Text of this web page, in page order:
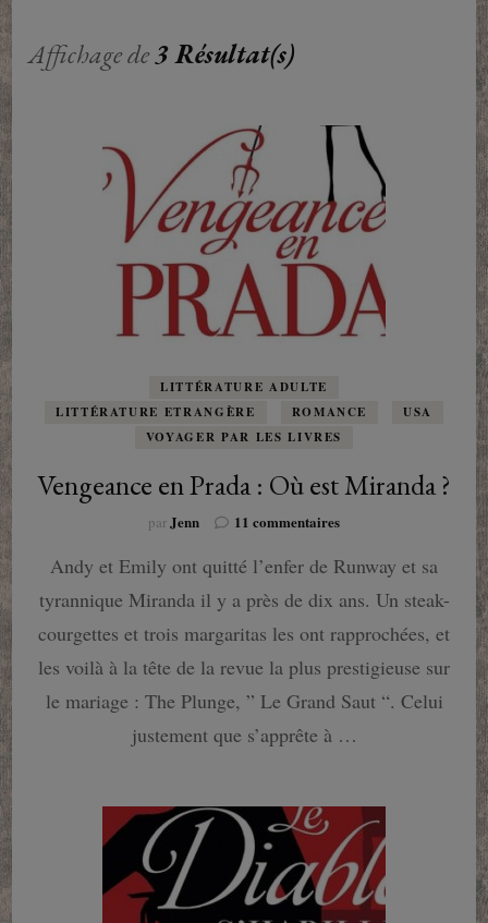
Affichage de3 Résultat(s)
LITTÉRATURE ADULTE
LITTÉRATURE ETRANGÈRE
ROMANCE
USA
VOYAGER PAR LES LIVRES
Vengeance en Prada : Où est Miranda ?
parJenn 11 commentairessur
en
:
Où
est
Miranda
?
Andy et Emily ont quitté l’enfer de Runway et sa
tyrannique Miranda il y a près de dix ans. Un steak-
courgettes et trois margaritas les ont rapprochées, et
les voilà à la tête de la revue la plus prestigieuse sur
le mariage : The Plunge, ” Le Grand Saut “. Celui
justement que s’apprête à …